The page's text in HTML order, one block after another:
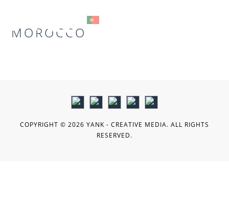
MOROCCO
COPYRIGHT © 2026 YANK - CREATIVE MEDIA. ALL RIGHTS
RESERVED.